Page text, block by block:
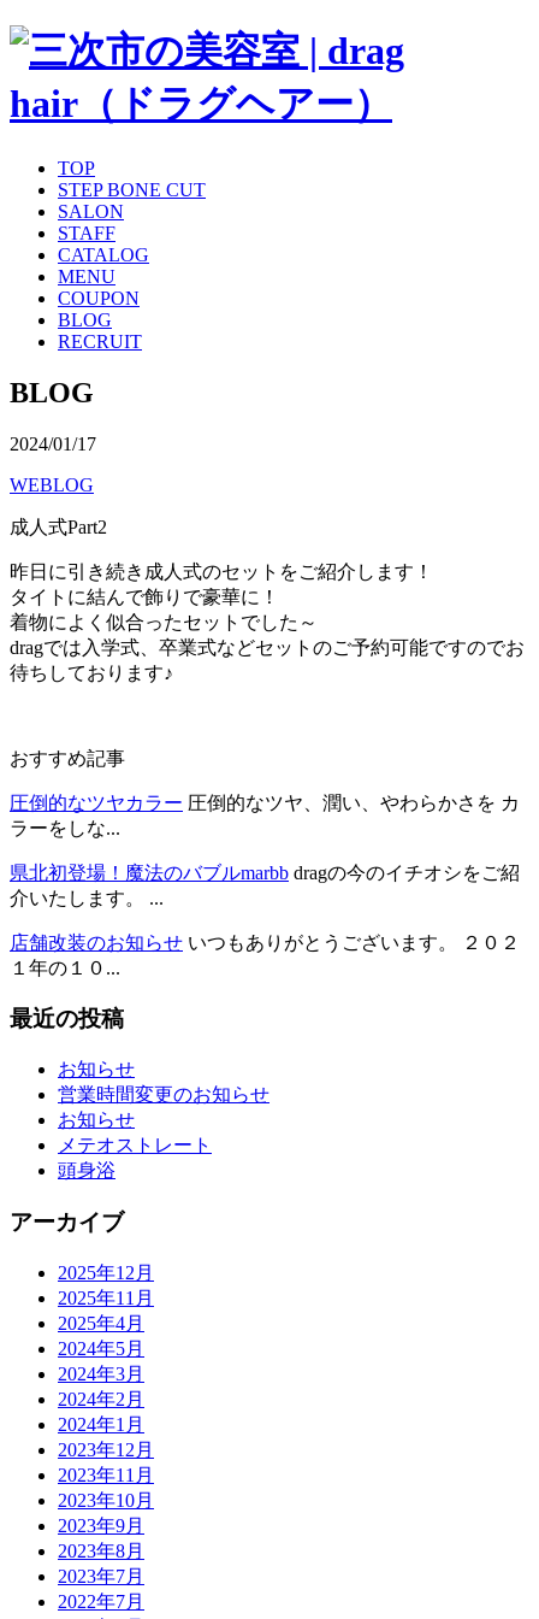
TOP
STEP BONE CUT
SALON
STAFF
CATALOG
MENU
COUPON
BLOG
RECRUIT
BLOG
2024/01/17
WEBLOG
成人式Part2
昨日に引き続き成人式のセットをご紹介します！
タイトに結んで飾りで豪華に！
着物によく似合ったセットでした～
dragでは入学式、卒業式などセットのご予約可能ですのでお
待ちしております♪
おすすめ記事
圧倒的なツヤカラー 圧倒的なツヤ、潤い、やわらかさを カ
ラーをしな...
県北初登場！魔法のバブルmarbb dragの今のイチオシをご紹
介いたします。 ...
店舗改装のお知らせ いつもありがとうございます。 ２０２
１年の１０...
最近の投稿
お知らせ
営業時間変更のお知らせ
お知らせ
メテオストレート
頭身浴
アーカイブ
2025年12月
2025年11月
2025年4月
2024年5月
2024年3月
2024年2月
2024年1月
2023年12月
2023年11月
2023年10月
2023年9月
2023年8月
2023年7月
2022年7月